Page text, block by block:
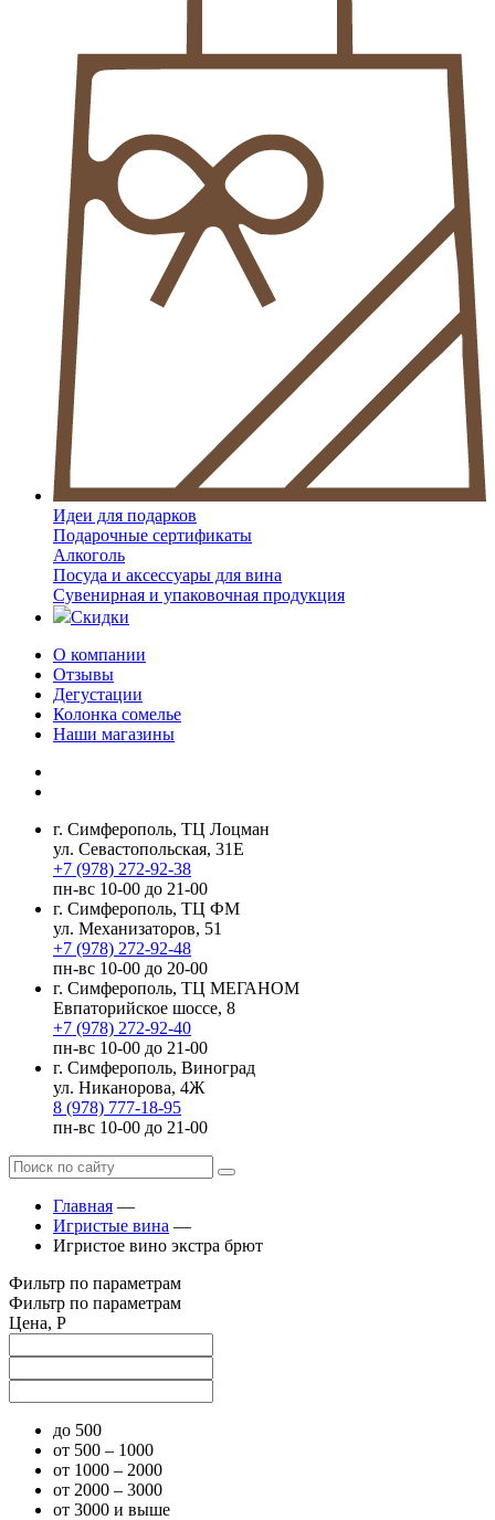
Идеи для подарков
Подарочные сертификаты
Алкоголь
Посуда и аксессуары для вина
Сувенирная и упаковочная продукция
Скидки
О компании
Отзывы
Дегустации
Колонка сомелье
Наши магазины
г. Симферополь, ТЦ Лоцман
ул. Севастопольская, 31Е
+7 (978) 272-92-38
пн-вс 10-00 до 21-00
г. Симферополь, ТЦ ФМ
ул. Механизаторов, 51
+7 (978) 272-92-48
пн-вс 10-00 до 20-00
г. Симферополь, ТЦ МЕГАНОМ
Евпаторийское шоссе, 8
+7 (978) 272-92-40
пн-вс 10-00 до 21-00
г. Симферополь, Виноград
ул. Никанорова, 4Ж
8 (978) 777-18-95
пн-вс 10-00 до 21-00
Главная —
Игристые вина —
Игристое вино экстра брют
Фильтр по параметрам
Фильтр по параметрам
Цена, Р
до 500
от 500 – 1000
от 1000 – 2000
от 2000 – 3000
от 3000 и выше